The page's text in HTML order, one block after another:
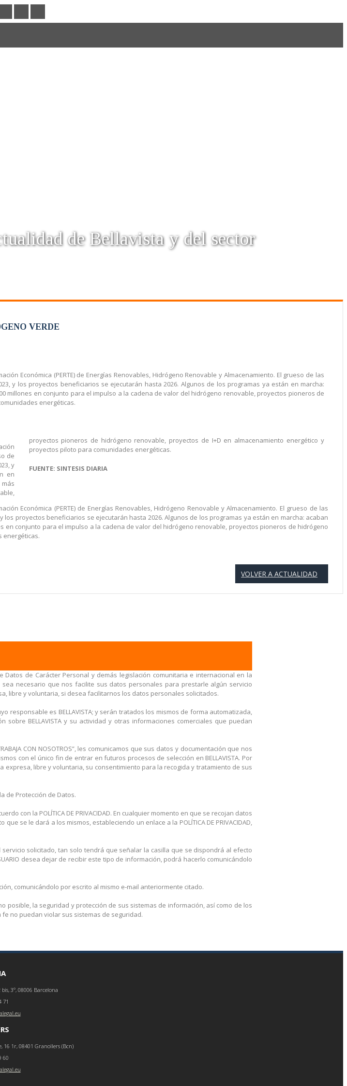
de Bellavista y del sector
VERDE
Económica (PERTE) de Energías Renovables, Hidrógeno Renovable y Almacenamiento. El grueso de las
y los proyectos beneficiarios se ejecutarán hasta 2026. Algunos de los programas ya están en marcha:
en conjunto para el impulso a la cadena de valor del hidrógeno renovable, proyectos pioneros de
energéticas.
de
y
en
proyectos pioneros de hidrógeno renovable, proyectos de I+D en almacenamiento energético y
proyectos piloto para comunidades energéticas.
FUENTE: SINTESIS DIARIA
Económica (PERTE) de Energías Renovables, Hidrógeno Renovable y Almacenamiento. El grueso de las
los proyectos beneficiarios se ejecutarán hasta 2026. Algunos de los programas ya están en marcha: acaban
conjunto para el impulso a la cadena de valor del hidrógeno renovable, proyectos pioneros de hidrógeno
energéticas.
VOLVER A ACTUALIDAD
de Carácter Personal y demás legislación comunitaria e internacional en la
sea necesario que nos facilite sus datos personales para prestarle algún servicio
libre y voluntaria, si desea facilitarnos los datos personales solicitados.
responsable es BELLAVISTA; y serán tratados los mismos de forma automatizada,
BELLAVISTA y su actividad y otras informaciones comerciales que puedan
CON NOSOTROS”, les comunicamos que sus datos y documentación que nos
con el único fin de entrar en futuros procesos de selección en BELLAVISTA. Por
expresa, libre y voluntaria, su consentimiento para la recogida y tratamiento de sus
de Protección de Datos.
con la POLÍTICA DE PRIVACIDAD. En cualquier momento en que se recojan datos
se le dará a los mismos, estableciendo un enlace a la POLÍTICA DE PRIVACIDAD,
solicitado, tan solo tendrá que señalar la casilla que se dispondrá al efecto
desea dejar de recibir este tipo de información, podrá hacerlo comunicándolo
comunicándolo por escrito al mismo e-mail anteriormente citado.
posible, la seguridad y protección de sus sistemas de información, así como de los
no puedan violar sus sistemas de seguridad.
3º, 08006 Barcelona
71
16 1r, 08401 Granollers (Bcn)
60